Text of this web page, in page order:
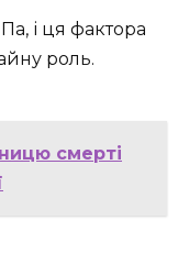
Па, і ця фактора
роль.
смерті